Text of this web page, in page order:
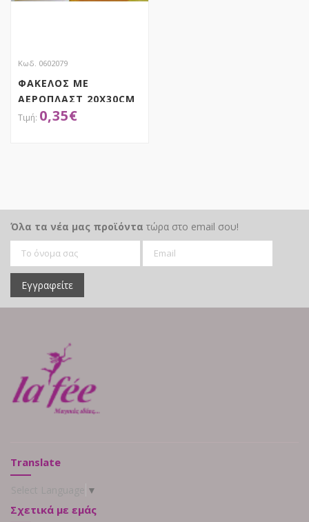
Κωδ. 0602079
ΦΑΚΕΛΟΣ ΜΕ
ΑΕΡΟΠΛΑΣΤ 20X30CM
0,35€
Όλα τα νέα μας προϊόντα τώρα στο email σου!
Εγγραφείτε
Translate
▼
Σχετικά με εμάς